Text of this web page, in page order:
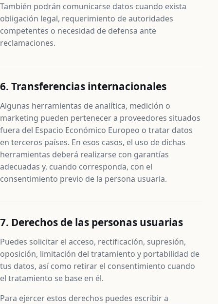
También podrán comunicarse datos cuando exista
obligación legal, requerimiento de autoridades
competentes o necesidad de defensa ante
reclamaciones.
6. Transferencias internacionales
Algunas herramientas de analítica, medición o
marketing pueden pertenecer a proveedores situados
fuera del Espacio Económico Europeo o tratar datos
en terceros países. En esos casos, el uso de dichas
herramientas deberá realizarse con garantías
adecuadas y, cuando corresponda, con el
consentimiento previo de la persona usuaria.
7. Derechos de las personas usuarias
Puedes solicitar el acceso, rectificación, supresión,
oposición, limitación del tratamiento y portabilidad de
tus datos, así como retirar el consentimiento cuando
el tratamiento se base en él.
Para ejercer estos derechos puedes escribir a